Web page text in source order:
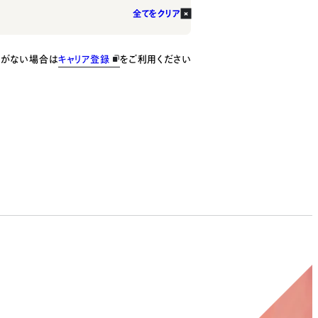
全てをクリア
ない場合はキャリア登録 をご利用ください